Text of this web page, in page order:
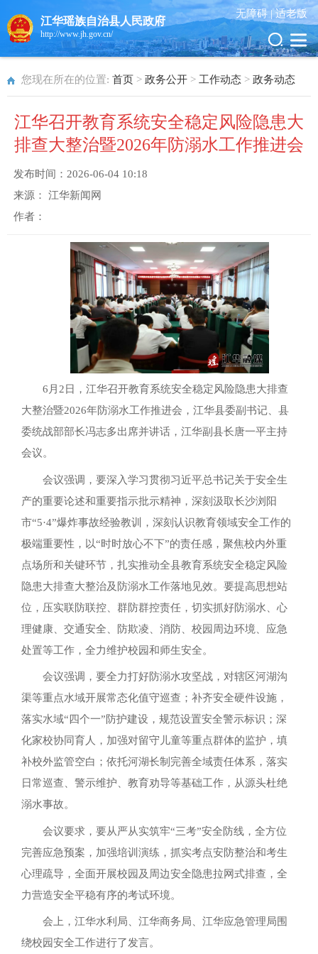
江华瑶族自治县人民政府
http://www.jh.gov.cn/
无障碍 |适老版
您现在所在的位置: 首页 > 政务公开 > 工作动态 > 政务动态
江华召开教育系统安全稳定风险隐患大
排查大整治暨2026年防溺水工作推进会
发布时间： 2026-06-04 10:18
来源： 江华新闻网
作者：
6月2日，江华召开教育系统安全稳定风险隐患大排查
大整治暨2026年防溺水工作推进会，江华县委副书记、县
委统战部部长冯志多出席并讲话，江华副县长唐一平主持
会议。
会议强调，要深入学习贯彻习近平总书记关于安全生
产的重要论述和重要指示批示精神，深刻汲取长沙浏阳
市“5·4”爆炸事故经验教训，深刻认识教育领域安全工作的
极端重要性，以“时时放心不下”的责任感，聚焦校内外重
点场所和关键环节，扎实推动全县教育系统安全稳定风险
隐患大排查大整治及防溺水工作落地见效。要提高思想站
位，压实联防联控、群防群控责任，切实抓好防溺水、心
理健康、交通安全、防欺凌、消防、校园周边环境、应急
处置等工作，全力维护校园和师生安全。
会议强调，要全力打好防溺水攻坚战，对辖区河湖沟
渠等重点水域开展常态化值守巡查；补齐安全硬件设施，
落实水域“四个一”防护建设，规范设置安全警示标识；深
化家校协同育人，加强对留守儿童等重点群体的监护，填
补校外监管空白；依托河湖长制完善全域责任体系，落实
日常巡查、警示维护、教育劝导等基础工作，从源头杜绝
溺水事故。
会议要求，要从严从实筑牢“三考”安全防线，全方位
完善应急预案，加强培训演练，抓实考点安防整治和考生
心理疏导，全面开展校园及周边安全隐患拉网式排查，全
力营造安全平稳有序的考试环境。
会上，江华水利局、江华商务局、江华应急管理局围
绕校园安全工作进行了发言。